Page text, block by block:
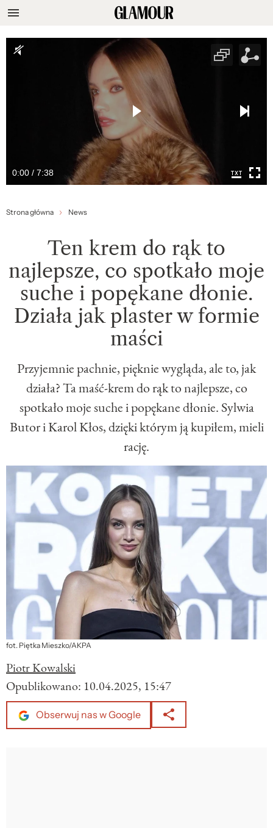
0:00 / 7:38
Strona główna News
Ten krem do rąk to
najlepsze, co spotkało moje
suche i popękane dłonie.
Działa jak plaster w formie
maści
Przyjemnie pachnie, pięknie wygląda, ale to, jak
działa? Ta maść-krem do rąk to najlepsze, co
spotkało moje suche i popękane dłonie. Sylwia
Butor i Karol Kłos, dzięki którym ją kupiłem, mieli
rację.
fot. Piętka Mieszko/AKPA
Piotr Kowalski
Opublikowano: 10.04.2025, 15:47
Obserwuj nas w Google